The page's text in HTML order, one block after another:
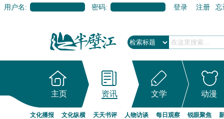
用户名: 密码: 登录 注册 忘
主页 资讯 文学 动漫
文化播报 文化纵横 天天书评 人物访谈 每日观察 锐眼聚焦